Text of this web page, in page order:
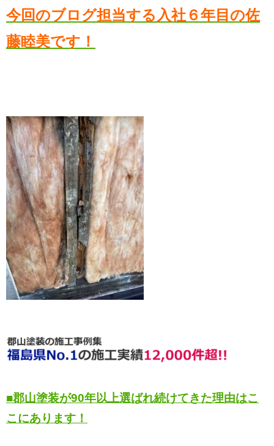
今回のブログ担当する入社６年目の佐
藤睦美です！
■郡山塗装が90年以上選ばれ続けてきた理由はこ
こにあります！